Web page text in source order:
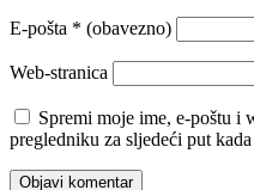
E-pošta * (obavezno)
Web-stranica
Spremi moje ime, e-poštu i
pregledniku za sljedeći put